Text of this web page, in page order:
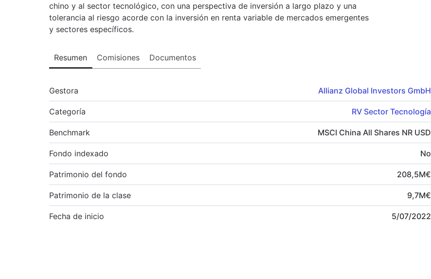
chino y al sector tecnológico, con una perspectiva de inversión a largo plazo y una
tolerancia al riesgo acorde con la inversión en renta variable de mercados emergentes
y sectores específicos.
Resumen Comisiones Documentos
Gestora Allianz Global Investors GmbH
Categoría RV Sector Tecnología
Benchmark MSCI China All Shares NR USD
Fondo indexado No
Patrimonio del fondo 208,5M€
Patrimonio de la clase 9,7M€
Fecha de inicio 5/07/2022